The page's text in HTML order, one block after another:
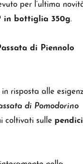
per l’ultima
in bottiglia 350g.
di Piennolo
in risposta alle
di Pomodorino
coltivati sulle pendici